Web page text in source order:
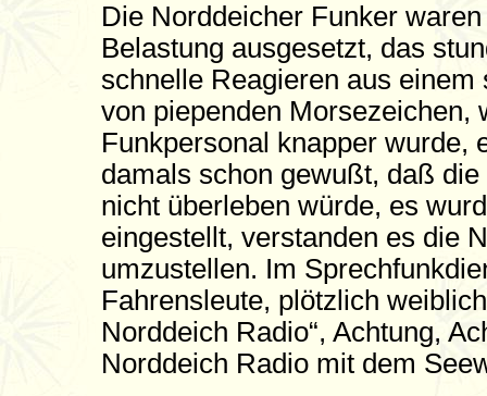
Die Norddeicher Funker
Belastung ausgesetzt, das
schnelle Reagieren aus einem
von piependen Morsezeichen,
Funkpersonal knapper wurde,
damals schon gewußt, daß
nicht überleben würde, es
eingestellt, verstanden es die
umzustellen. Im
Fahrensleute, plötzlich
Norddeich Radio“, Achtung,
Norddeich Radio mit dem